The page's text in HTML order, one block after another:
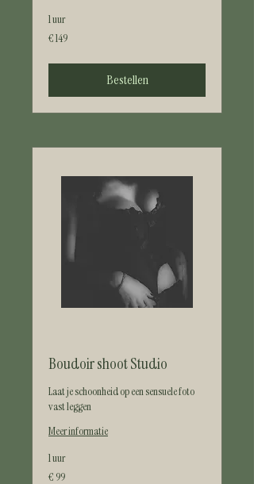
1 uur
149
euro
€ 149
Bestellen
Boudoir shoot Studio
Laat je schoonheid op een sensuele foto
vast leggen
Meer informatie
1 uur
99
euro
€ 99